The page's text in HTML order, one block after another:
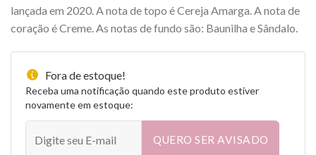
lançada em 2020. A nota de topo é Cereja Amarga. A nota de
coração é Creme. As notas de fundo são: Baunilha e Sândalo.
Fora de estoque!
Receba uma notificação quando este produto estiver
novamente em estoque:
QUERO SER AVISADO